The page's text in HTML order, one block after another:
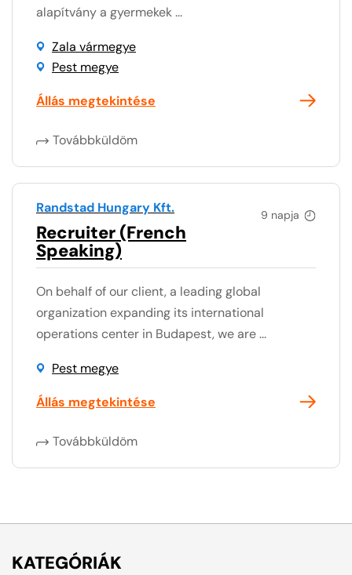
alapítvány a gyermekek ...
Zala vármegye
Pest megye
Állás megtekintése
Továbbküldöm
9 napja
Randstad Hungary Kft.
Recruiter (French
Speaking)
On behalf of our client, a leading global
organization expanding its international
operations center in Budapest, we are ...
Pest megye
Állás megtekintése
Továbbküldöm
KATEGÓRIÁK